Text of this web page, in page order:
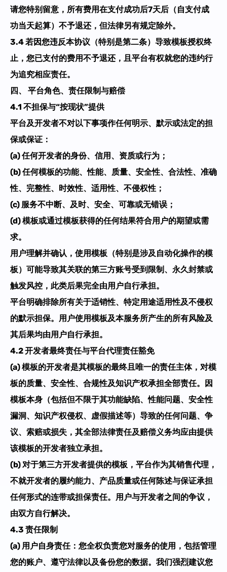
请您特别留意，所有费用在支付成功后7天后（自支付成
功当天起算）不予退还，但法律另有规定除外。
3.4 若因您违反本协议（特别是第二条）导致模板授权终
止，您已支付的费用不予退还，且平台有权就您的违约行
为追究相应责任。
四、 平台角色、责任限制与赔偿
4.1 不担保与“按现状”提供
平台及开发者不对以下事项作任何明示、默示或法定的担
保或保证：
(a) 任何开发者的身份、信用、资质或行为；
(b)任何模板的功能、性能、质量、安全性、合法性、准确
性、完整性、时效性、适用性、不侵权性；
(c) 服务不中断、及时、安全、可靠或无错误；
(d) 模板或通过模板获得的任何结果符合用户的期望或需
求。
用户理解并确认，使用模板（特别是涉及自动化操作的模
板）可能导致其关联的第三方账号受到限制、永久封禁或
触发风控，此类后果完全由用户自行承担。
平台明确排除所有关于适销性、特定用途适用性及不侵权
的默示担保。 用户使用模板及本服务所产生的所有风险及
其后果均由用户自行承担。
4.2 开发者最终责任与平台代理责任豁免
(a) 模板的开发者是其模板的最终且唯一的责任主体，对模
板的质量、安全性、合规性及知识产权承担全部责任。因
模板本身（包括但不限于其功能缺陷、性能问题、安全性
漏洞、知识产权侵权、虚假描述等）导致的任何问题、争
议、索赔或损失，其全部法律责任及赔偿义务均应由提供
该模板的开发者独立承担。
(b) 对于第三方开发者提供的模板，平台作为其销售代理，
不就开发者的履约能力、产品质量或任何陈述与保证承担
任何形式的连带或担保责任。用户与开发者之间的争议，
由双方自行解决。
4.3 责任限制
(a) 用户自身责任：您全权负责您对服务的使用，包括管理
您的账户、遵守法律以及备份您的数据。我们强烈建议您